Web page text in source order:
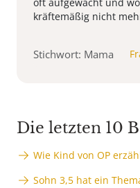
kräftemäßig nicht
Stichwort: Mama
Die letzten 10
Wie Kind von OP
Sohn 3,5 hat ein